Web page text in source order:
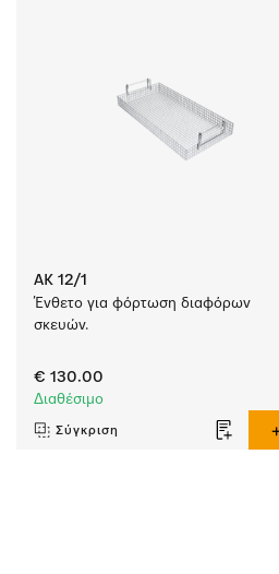
AK 12/1
Ένθετο για φόρτωση διαφόρων
σκευών.
€ 130.00
Διαθέσιμο
Σύγκριση